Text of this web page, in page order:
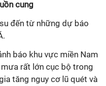
cung
đến từ những dự báo
báo khu vực miền Nam
rất lớn cục bộ trong
tăng nguy cơ lũ quét và